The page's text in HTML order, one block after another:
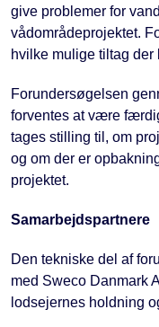
give problemer for
vådområdeprojektet.
hvilke mulige tiltag der
Forundersøgelsen
forventes at være
tages stilling til, om
og om der er
projektet.
Samarbejdspartnere
Den tekniske del af
med Sweco Danmark
lodsejernes holdning